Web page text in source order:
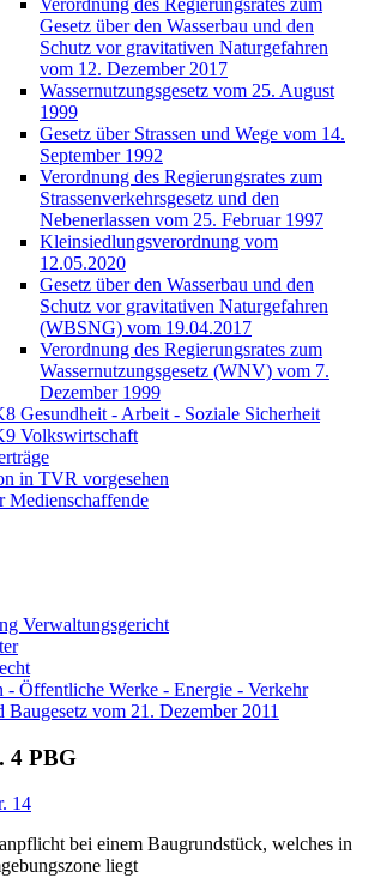
Verordnung des Regierungsrates zum
Gesetz über den Wasserbau und den
Schutz vor gravitativen Naturgefahren
vom 12. Dezember 2017
Wassernutzungsgesetz vom 25. August
1999
Gesetz über Strassen und Wege vom 14.
September 1992
Verordnung des Regierungsrates zum
Strassenverkehrsgesetz und den
Nebenerlassen vom 25. Februar 1997
Kleinsiedlungsverordnung vom
12.05.2020
Gesetz über den Wasserbau und den
Schutz vor gravitativen Naturgefahren
(WBSNG) vom 19.04.2017
Verordnung des Regierungsrates zum
Wassernutzungsgesetz (WNV) vom 7.
Dezember 1999
Gesundheit - Arbeit - Soziale Sicherheit
Volkswirtschaft
in TVR vorgesehen
Medienschaffende
Verwaltungsgericht
- Öffentliche Werke - Energie - Verkehr
Baugesetz vom 21. Dezember 2011
4 PBG
14
bei einem Baugrundstück, welches in
liegt